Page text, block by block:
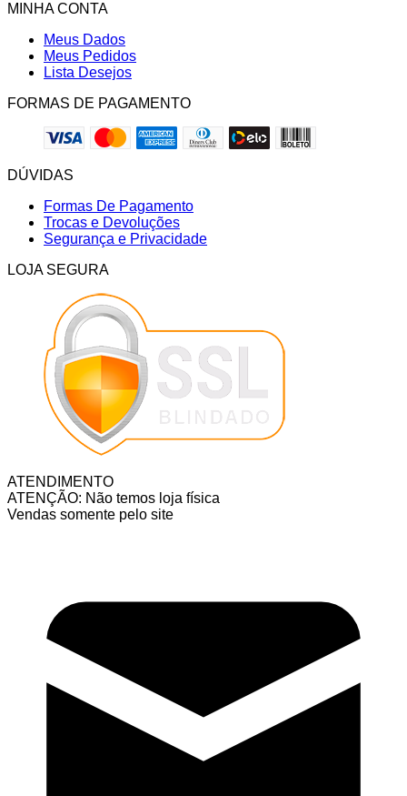
MINHA CONTA
Meus Dados
Meus Pedidos
Lista Desejos
FORMAS DE PAGAMENTO
DÚVIDAS
Formas De Pagamento
Trocas e Devoluções
Segurança e Privacidade
LOJA SEGURA
ATENDIMENTO
ATENÇÃO: Não temos loja física
Vendas somente pelo site